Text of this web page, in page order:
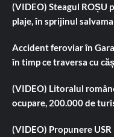
(VIDEO) Steagul ROȘU
plaje, în sprijinul
Accident feroviar în
în timp ce traversa cu
(VIDEO) Litoralul
ocupare, 200.000 de
(VIDEO) Propunere